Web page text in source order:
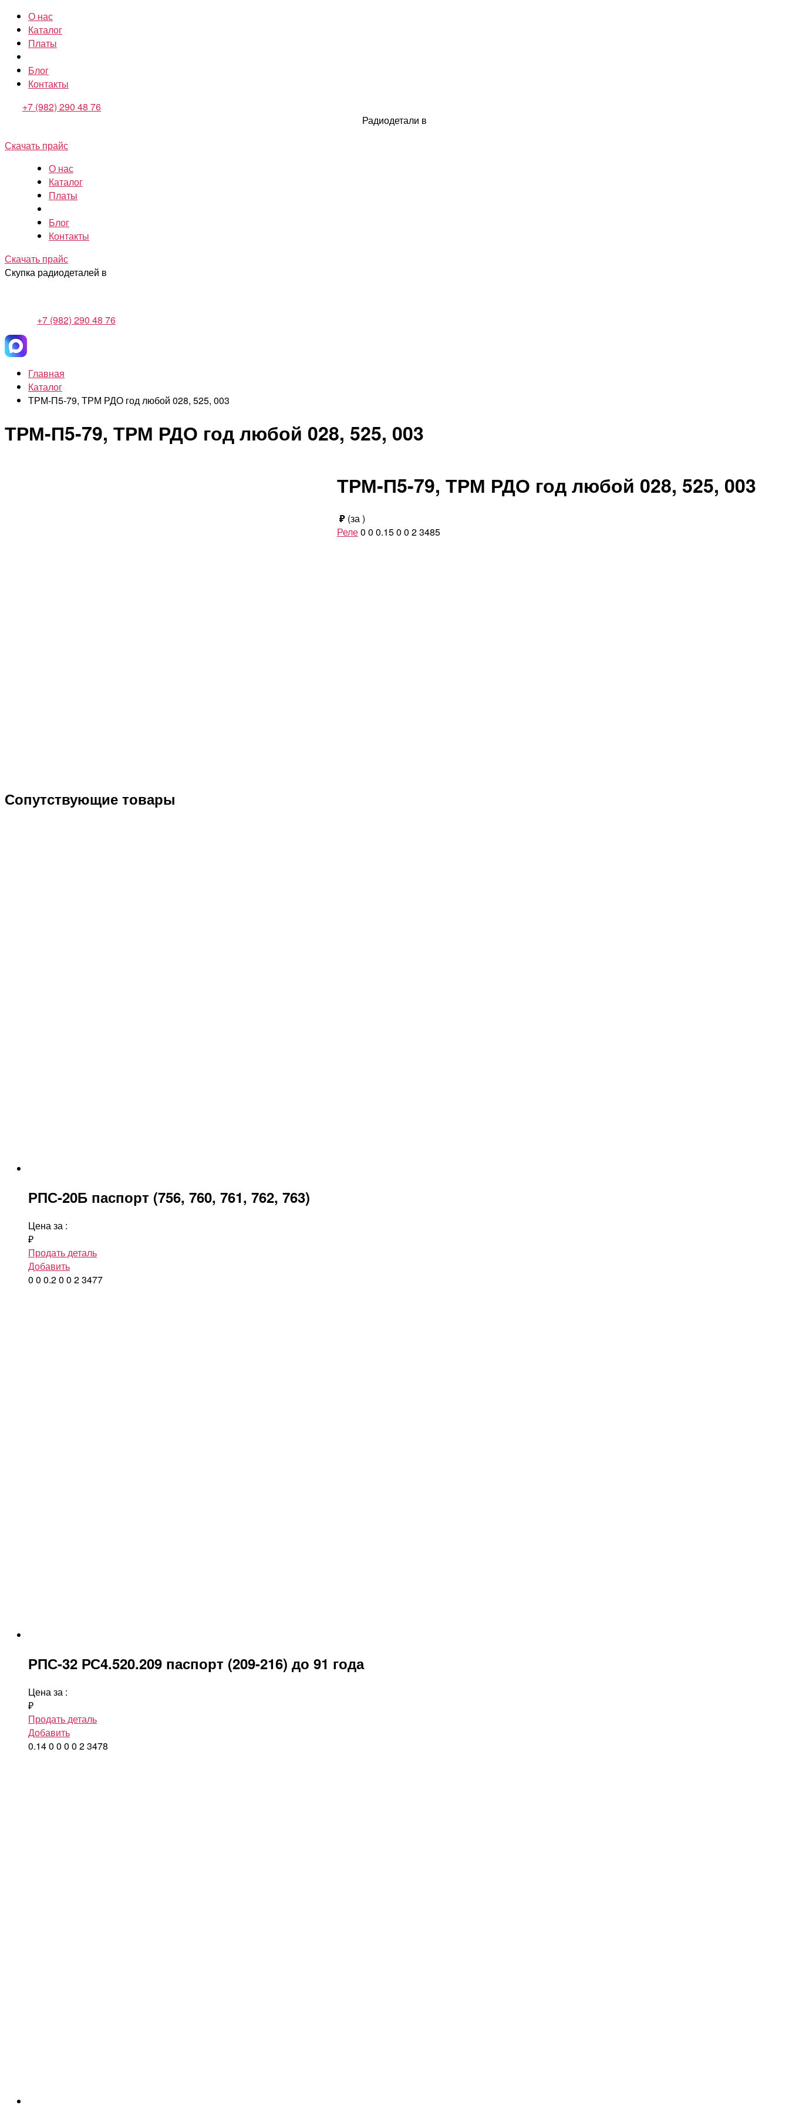
О нас
Каталог
Платы
Блог
Контакты
+7 (982) 290 48 76
Радиодетали в
Скачать прайс
О нас
Каталог
Платы
Блог
Контакты
Скачать прайс
Скупка радиодеталей в
+7 (982) 290 48 76
Главная
Каталог
ТРМ-П5-79, ТРМ РДО год любой 028, 525, 003
ТРМ-П5-79, ТРМ РДО год любой 028, 525, 003
ТРМ-П5-79, ТРМ РДО год любой 028, 525, 003
₽ (за)
Реле0 0 0.150 0 23485
Сопутствующие товары
РПС-20Б паспорт (756, 760, 761, 762, 763)
Цена за :
₽
Продать деталь
Добавить
0 0 0.20 0 23477
РПС-32 РС4.520.209 паспорт (209-216) до 91 года
Цена за :
₽
Продать деталь
Добавить
0.140 0 0 0 23478